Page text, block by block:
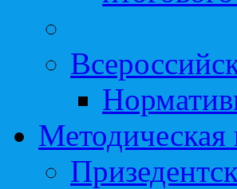
Методическая